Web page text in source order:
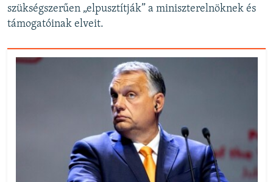
szükségszerűen „elpusztítják” a miniszterelnöknek és
támogatóinak elveit.